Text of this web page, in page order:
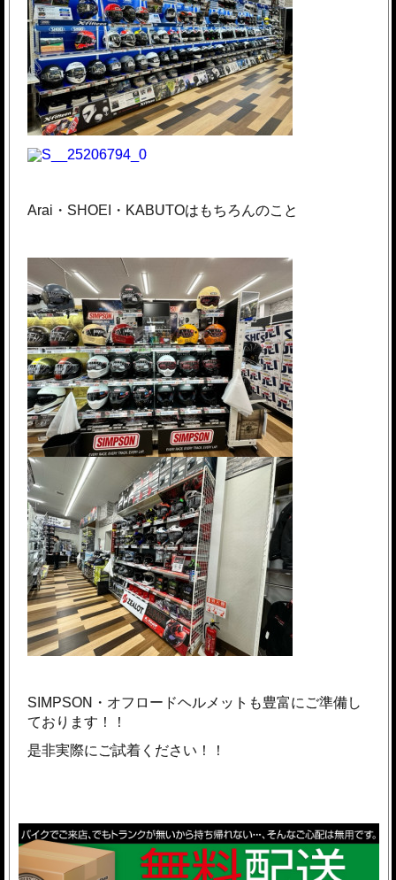
Arai・SHOEI・KABUTOはもちろんのこと
SIMPSON・オフロードヘルメットも豊富にご準備し
ております！！
是非実際にご試着ください！！